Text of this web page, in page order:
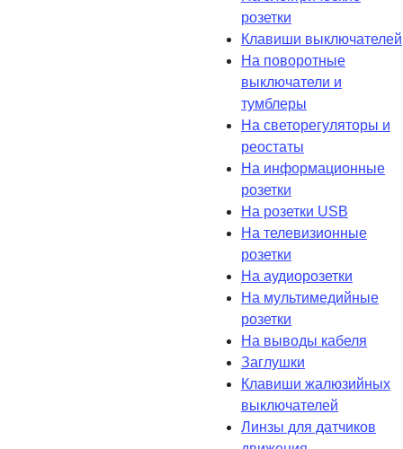
розетки
Клавиши выключателей
На поворотные
выключатели и
тумблеры
На светорегуляторы и
реостаты
На информационные
розетки
На розетки USB
На телевизионные
розетки
На аудиорозетки
На мультимедийные
розетки
На выводы кабеля
Заглушки
Клавиши жалюзийных
выключателей
Линзы для датчиков